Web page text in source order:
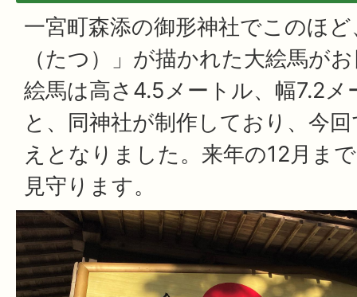
一宮町森添の御形神社でこのほ
（たつ）」が描かれた大絵馬が
絵馬は高さ4.5メートル、幅7.2
と、同神社が制作しており、今
えとなりました。来年の12月ま
見守ります。